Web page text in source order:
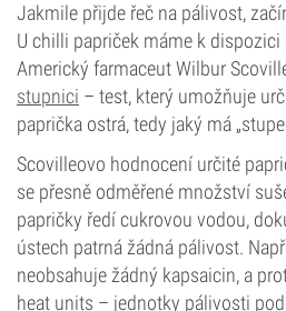
Jakmile přijde řeč na pálivost,
U chilli papriček máme k
Americký farmaceut Wilbur
stupnici – test, který umožňuje
paprička ostrá, tedy jaký má
Scovilleovo hodnocení určité
se přesně odměřené množství
papričky ředí cukrovou vodou,
ústech patrná žádná pálivost.
neobsahuje žádný kapsaicin, a
heat units – jednotky pálivosti